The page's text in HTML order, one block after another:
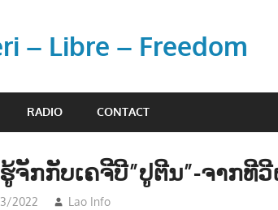
– Libre – Freedom
RADIO CONTACT
ຈັກກັບເຄຈີບີ”ປູຕີນ”-ຈາກທີ
2022 Lao Info